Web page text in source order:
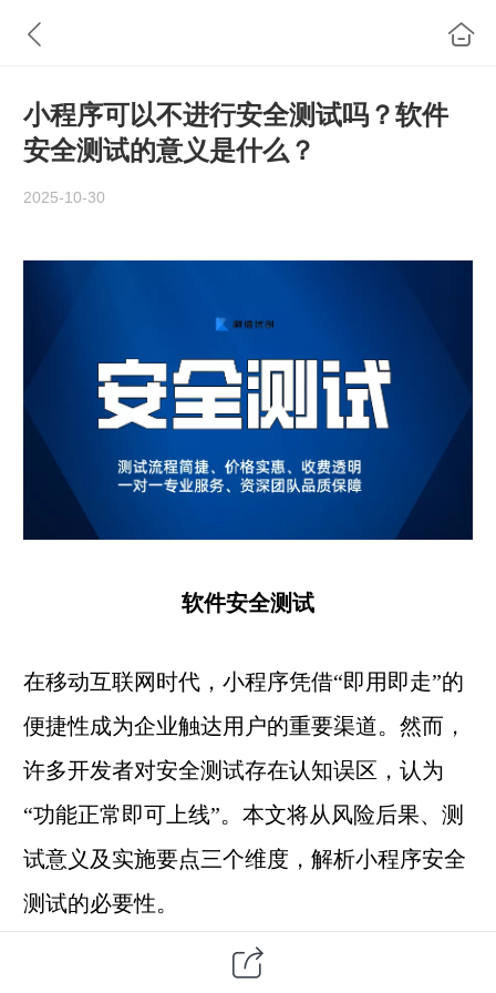
小程序可以不进行安全测试吗？软件
安全测试的意义是什么？
2025-10-30
软件安全测试
在移动互联网时代，小程序凭借“即用即走”的
便捷性成为企业触达用户的重要渠道。然而，
许多开发者对安全测试存在认知误区，认为
“功能正常即可上线”。本文将从风险后果、测
试意义及实施要点三个维度，解析小程序安全
测试的必要性。
一、忽视安全测试的三大风险后果